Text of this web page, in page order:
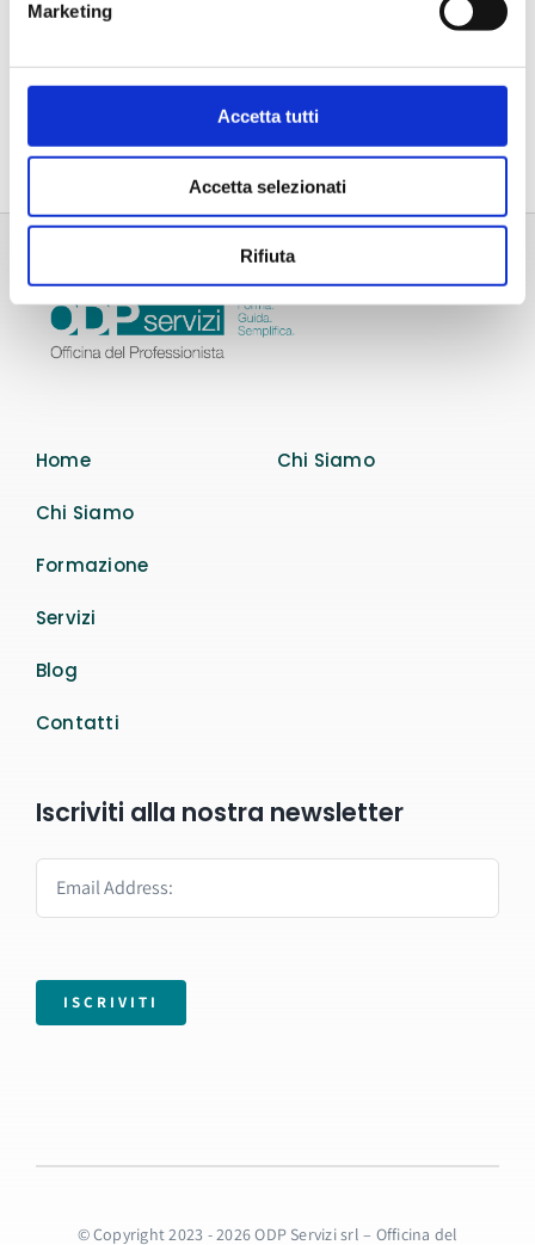
Marketing
Accetta tutti
Accetta selezionati
Rifiuta
Bollini per certificati
CCIAA (foglio 40 bollini)
4,03€
Home
Chi Siamo
Formazione
Servizi
Blog
Contatti
Chi Siamo
Iscriviti alla nostra newsletter
ISCRIVITI
© Copyright 2023 - 2026 ODP Servizi srl – Officina del